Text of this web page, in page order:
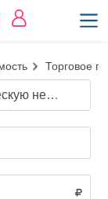
Торговое
Коммерческую недвижимость